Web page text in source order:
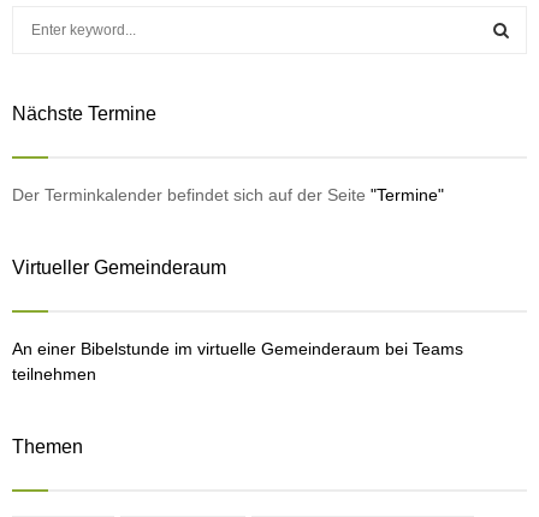
c
o
Nächste Termine
Der Terminkalender befindet sich auf der Seite "Termine"
Virtueller Gemeinderaum
An einer Bibelstunde im virtuelle Gemeinderaum bei Teams
teilnehmen
Themen